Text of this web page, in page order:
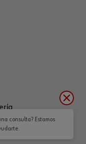
consulta? Estamos